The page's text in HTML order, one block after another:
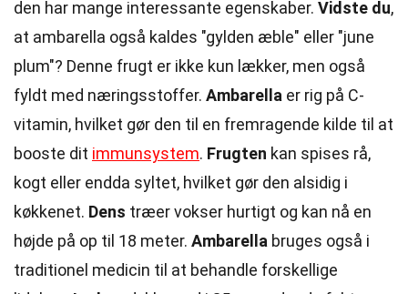
den har mange interessante egenskaber. Vidste du,
at ambarella også kaldes "gylden æble" eller "june
plum"? Denne frugt er ikke kun lækker, men også
fyldt med næringsstoffer. Ambarella er rig på C-
vitamin, hvilket gør den til en fremragende kilde til at
booste dit immunsystem. Frugten kan spises rå,
kogt eller endda syltet, hvilket gør den alsidig i
køkkenet. Dens træer vokser hurtigt og kan nå en
højde på op til 18 meter. Ambarella bruges også i
traditionel medicin til at behandle forskellige